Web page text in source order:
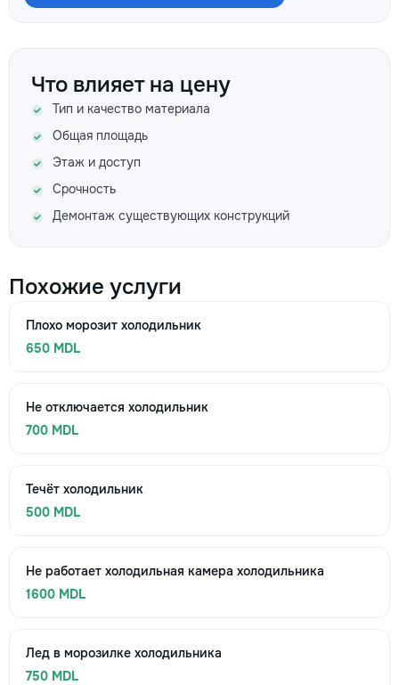
Что влияет на цену
Тип и качество материала
Общая площадь
Этаж и доступ
Срочность
Демонтаж существующих конструкций
Похожие услуги
Плохо морозит холодильник
650 MDL
Не отключается холодильник
700 MDL
Течёт холодильник
500 MDL
Не работает холодильная камера холодильника
1600 MDL
Лед в морозилке холодильника
750 MDL